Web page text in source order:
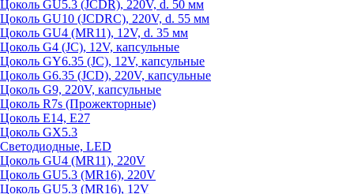
Цоколь GU5.3 (JCDR), 220V, d. 50 мм
Цоколь GU10 (JCDRC), 220V, d. 55 мм
Цоколь GU4 (MR11), 12V, d. 35 мм
Цоколь G4 (JC), 12V, капсульные
Цоколь GY6.35 (JC), 12V, капсульные
Цоколь G6.35 (JCD), 220V, капсульные
Цоколь G9, 220V, капсульные
Цоколь R7s (Прожекторные)
Цоколь E14, E27
Цоколь GX5.3
Светодиодные, LED
Цоколь GU4 (MR11), 220V
Цоколь GU5.3 (MR16), 220V
Цоколь GU5.3 (MR16), 12V